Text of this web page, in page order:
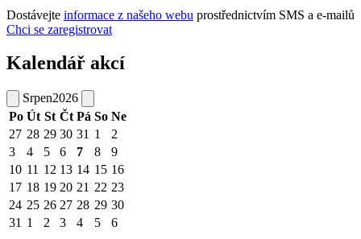
Dostávejte informace z našeho webu prostřednictvím SMS a e-mailů
Chci se zaregistrovat
Kalendář akcí
Srpen2026
Po Út St Čt Pá So Ne
27 28 29 30 31 1
2
3
4 5 6 7 8
9
10 11 12 13 14 15 16
17 18 19 20 21 22 23
24 25 26 27 28 29 30
31 1 2 3 4 5 6